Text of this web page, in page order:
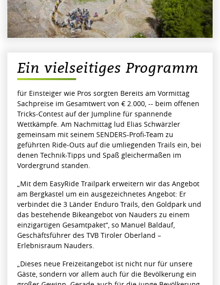
Ein vielseitiges Programm
für Einsteiger wie Pros sorgten Bereits am Vormittag
Sachpreise im Gesamtwert von € 2.000, -- beim offenen
Tricks-Contest auf der Jumpline für spannende
Wettkämpfe. Am Nachmittag lud Elias Schwärzler
gemeinsam mit seinem SENDERS-Profi-Team zu
geführten Ride-Outs auf die umliegenden Trails ein, bei
denen Technik-Tipps und Spaß gleichermaßen im
Vordergrund standen.
„Mit dem EasyRide Trailpark erweitern wir das Angebot
am Bergkastel um ein ausgezeichnetes Angebot: Er
verbindet die 3 Länder Enduro Trails, den Goldpark und
das bestehende Bikeangebot von Nauders zu einem
einzigartigen Gesamtpaket“, so Manuel Baldauf,
Geschäftsführer des TVB Tiroler Oberland –
Erlebnisraum Nauders.
„Dieses neue Freizeitangebot ist nicht nur für unsere
Gäste, sondern vor allem auch für die Bevölkerung ein